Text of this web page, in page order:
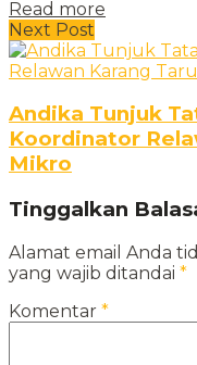
Read more
Next Post
Andika Tunjuk
Koordinator
Mikro
Tinggalkan
Alamat email Anda
yang wajib ditandai *
Komentar *